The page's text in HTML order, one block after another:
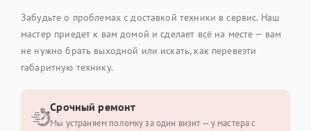
Забудьте о проблемах с доставкой техники в сервис. Наш
мастер приедет к вам домой и сделает всё на месте — вам
не нужно брать выходной или искать, как перевезти
габаритную технику.
Срочный ремонт
Мы устраняем поломку за один визит — у мастера с